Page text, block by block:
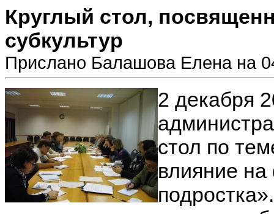
Круглый стол,
субкультур
Прислано Балашова Елена на
2 декабря
стол по
влияние